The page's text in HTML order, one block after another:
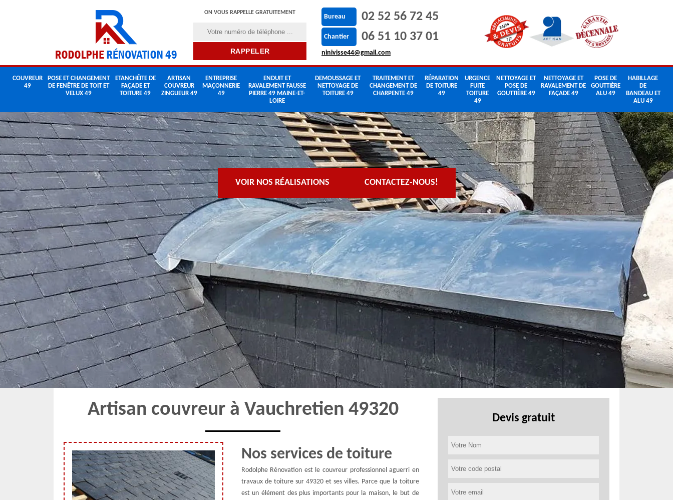
ON VOUS RAPPELLE GRATUITEMENT
Bureau 02 52 56 72 45
Chantier 06 51 10 37 01
ninivisse44@gmail.com
COUVREUR
49
POSE ET CHANGEMENT
DE FENÊTRE DE TOIT ET
VELUX 49
ETANCHÉITE DE
FAÇADE ET
TOITURE 49
ARTISAN
COUVREUR
ZINGUEUR 49
ENTREPRISE
MAÇONNERIE
49
ENDUIT ET
RAVALEMENT FAUSSE
PIERRE 49 MAINE-ET-
LOIRE
DEMOUSSAGE ET
NETTOYAGE DE
TOITURE 49
TRAITEMENT ET
CHANGEMENT DE
CHARPENTE 49
RÉPARATION
DE TOITURE
49
URGENCE
FUITE
TOITURE
49
NETTOYAGE ET
POSE DE
GOUTTIÈRE 49
NETTOYAGE ET
RAVALEMENT DE
FAÇADE 49
POSE DE
GOUTTIÈRE
ALU 49
HABILLAGE
DE
BANDEAU ET
ALU 49
VOIR NOS RÉALISATIONS CONTACTEZ-NOUS!
Artisan couvreur à Vauchretien 49320
Nos services de toiture
Rodolphe Rénovation est le couvreur professionnel aguerri en
travaux de toiture sur 49320 et ses villes. Parce que la toiture
est un élément des plus importants pour la maison, le but de
Devis gratuit